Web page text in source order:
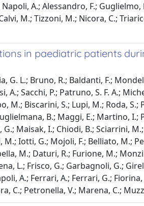
A.; Alessandro, F.;
M.; Tizzoni, M.; Nicora, C.;
in paediatric patients
G. L.; Bruno, R.; Baldanti, F.;
Sacchi, P.; Patruno, S. F. A.;
Biscarini, S.; Lupi, M.; Roda, S.;
B.; Maggi, E.; Martino, I.;
Maisak, I.; Chiodi, B.; Sciarrini,
Iotti, G.; Mojoli, F.; Belliato, M.;
M.; Daturi, R.; Furione, M.;
L.; Frisco, G.; Garbagnoli, G.;
A.; Ferrari, A.; Ferrari, G.;
C.; Petronella, V.; Marena, C.;